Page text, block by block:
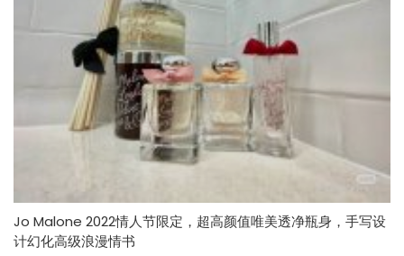
Jo Malone 2022情人节限定，超高颜值唯美透净瓶身，手写设
计幻化高级浪漫情书